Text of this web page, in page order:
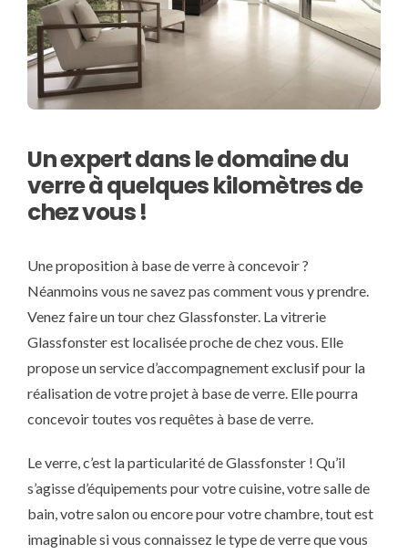
Un expert dans le domaine du
verre à quelques kilomètres de
chez vous !
Une proposition à base de verre à concevoir ?
Néanmoins vous ne savez pas comment vous y prendre.
Venez faire un tour chez Glassfonster. La vitrerie
Glassfonster est localisée proche de chez vous. Elle
propose un service d’accompagnement exclusif pour la
réalisation de votre projet à base de verre. Elle pourra
concevoir toutes vos requêtes à base de verre.
Le verre, c’est la particularité de Glassfonster ! Qu’il
s’agisse d’équipements pour votre cuisine, votre salle de
bain, votre salon ou encore pour votre chambre, tout est
imaginable si vous connaissez le type de verre que vous